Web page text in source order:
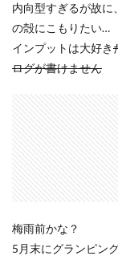
内向型すぎるが故
の殻にこもりたい…
インプットは大好き
ログが書けません
梅雨前かな？
5月末にグランピン